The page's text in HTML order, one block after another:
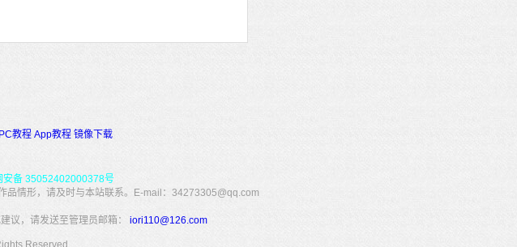
PC教程 App教程 镜像下载
安备 35052402000378号
品情形，请及时与本站联系。E-mail：34273305@qq.com
议，请发送至管理员邮箱： iori110@126.com
Reserved.